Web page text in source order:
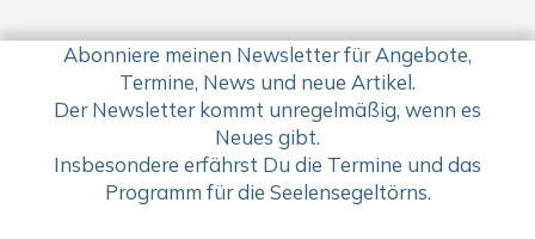
Abonniere meinen Newsletter für Angebote,
Termine, News und neue Artikel.
Der Newsletter kommt unregelmäßig, wenn es
Neues gibt.
Insbesondere erfährst Du die Termine und das
Programm für die Seelensegeltörns.